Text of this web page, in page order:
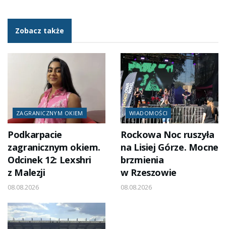
Zobacz także
ZAGRANICZNYM OKIEM
Podkarpacie
zagranicznym okiem.
Odcinek 12: Lexshri
z Malezji
08.08.2026
WIADOMOŚCI
Rockowa Noc ruszyła
na Lisiej Górze. Mocne
brzmienia
w Rzeszowie
08.08.2026